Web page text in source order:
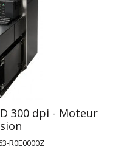
300 dpi - Moteur
R0E0000Z